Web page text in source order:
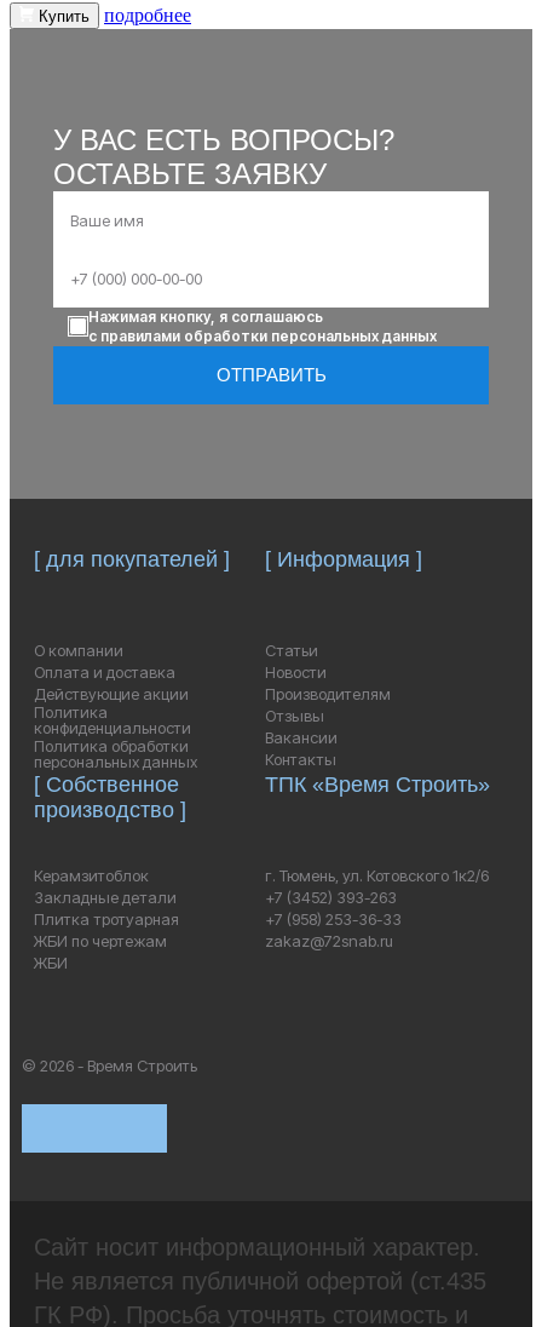
Купить подробнее
У ВАС ЕСТЬ ВОПРОСЫ?
ОСТАВЬТЕ ЗАЯВКУ
Нажимая кнопку, я соглашаюсь
с правилами обработки персональных данных
ОТПРАВИТЬ
[ для покупателей ]
О компании
Оплата и доставка
Действующие акции
Политика
конфиденциальности
Политика обработки
персональных данных
[ Собственное
производство ]
Керамзитоблок
Закладные детали
Плитка тротуарная
ЖБИ по чертежам
ЖБИ
[ Информация ]
Статьи
Новости
Производителям
Отзывы
Вакансии
Контакты
ТПК «Время Строить»
г. Тюмень, ул. Котовского 1к2/6
+7 (3452) 393-263
+7 (958) 253-36-33
zakaz@72snab.ru
© 2026 - Время Строить
Сайт носит информационный характер.
Не является публичной офертой (ст.435
ГК РФ). Просьба уточнять стоимость и